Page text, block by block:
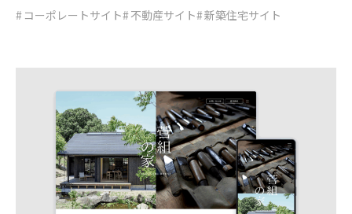
コーポレートサイト 不動産サイト 新築住宅サイト